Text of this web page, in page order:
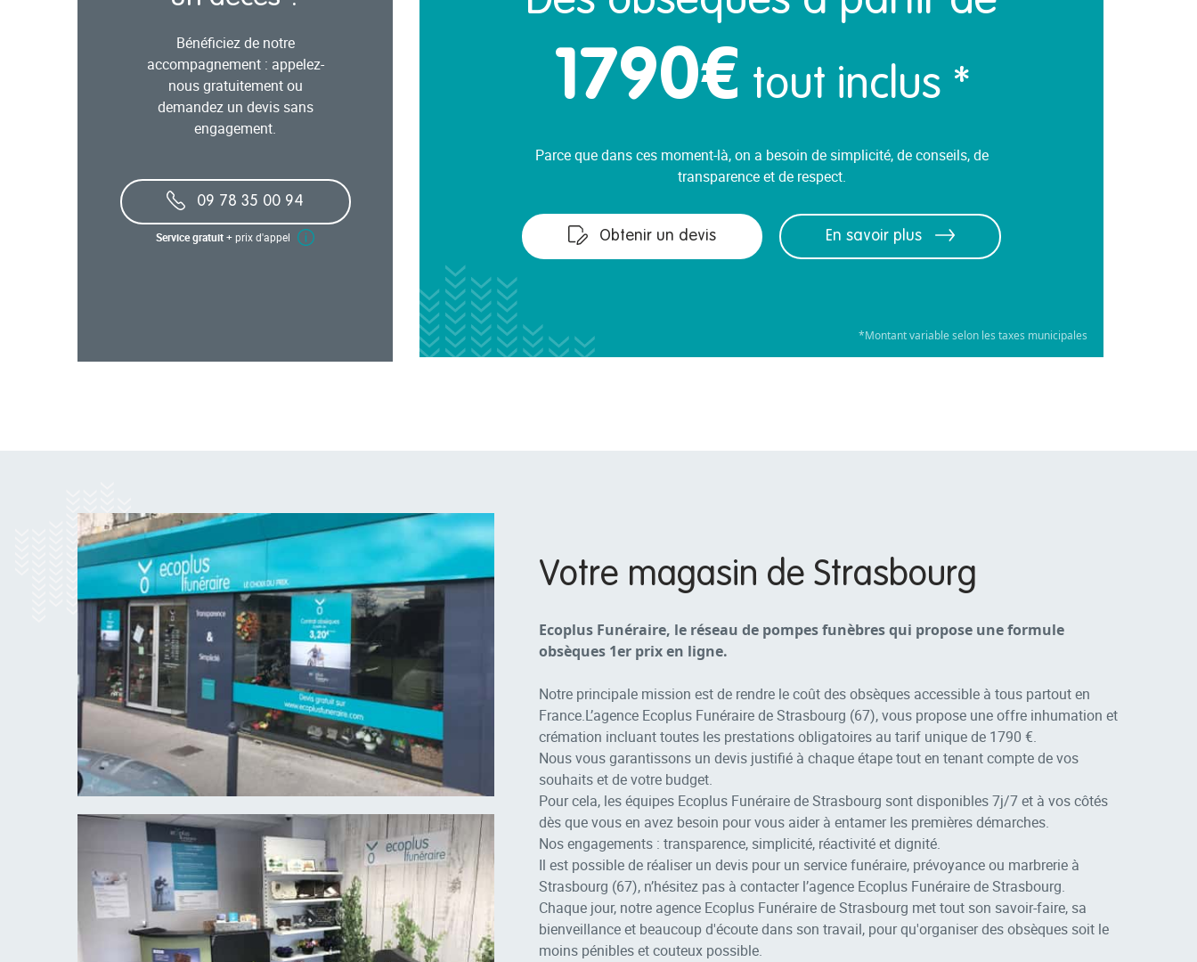
Bénéficiez de notre
accompagnement : appelez-
nous gratuitement ou
demandez un devis sans
engagement.
09 78 35 00 94
Service gratuit+ prix d'appel
1790€ tout inclus *
Parce que dans ces moment-là, on a besoin de simplicité, de conseils, de
transparence et de respect.
Obtenir un devis En savoir plus
*Montant variable selon les taxes municipales
Votre magasin de Strasbourg
Ecoplus Funéraire, le réseau de pompes funèbres qui propose une formule
obsèques 1er prix en ligne.
Notre principale mission est de rendre le coût des obsèques accessible à tous partout en
France.L’agence Ecoplus Funéraire de Strasbourg (67), vous propose une offre inhumation et
crémation incluant toutes les prestations obligatoires au tarif unique de 1790 €.
Nous vous garantissons un devis justifié à chaque étape tout en tenant compte de vos
souhaits et de votre budget.
Pour cela, les équipes Ecoplus Funéraire de Strasbourg sont disponibles 7j/7 et à vos côtés
dès que vous en avez besoin pour vous aider à entamer les premières démarches.
Nos engagements : transparence, simplicité, réactivité et dignité.
Il est possible de réaliser un devis pour un service funéraire, prévoyance ou marbrerie à
Strasbourg (67), n’hésitez pas à contacter l’agence Ecoplus Funéraire de Strasbourg.
Chaque jour, notre agence Ecoplus Funéraire de Strasbourg met tout son savoir-faire, sa
bienveillance et beaucoup d'écoute dans son travail, pour qu'organiser des obsèques soit le
moins pénibles et couteux possible.